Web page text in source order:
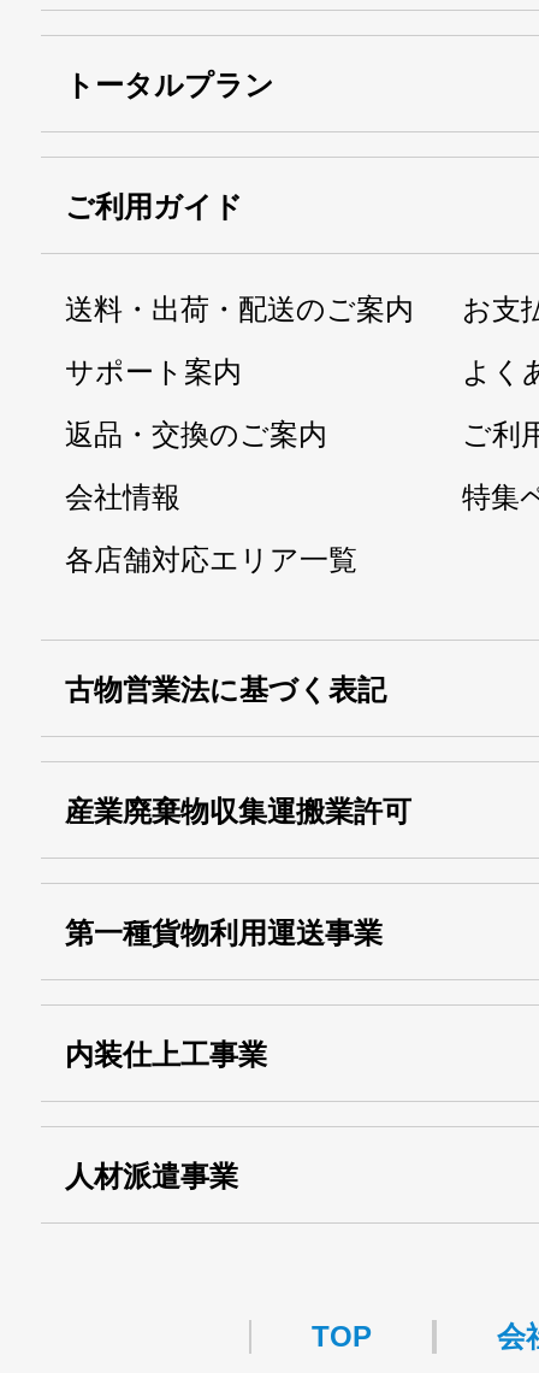
トータルプラン
ご利用ガイド
送料・出荷・配送のご案内
お支
サポート案内
よく
返品・交換のご案内
ご利
会社情報
特集
各店舗対応エリア一覧
古物営業法に基づく表記
産業廃棄物収集運搬業許可
運搬業許可証番号：
13000155805
第一種貨物利用運送事業
事業
関自貨：
内装仕上工事業
人材派遣事業
TOP
会